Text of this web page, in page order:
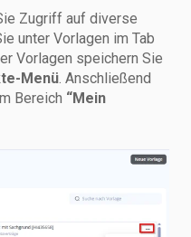
Zugriff auf diverse
unter Vorlagen im Tab
Vorlagen speichern Sie
Menü. Anschließend
Bereich “Mein